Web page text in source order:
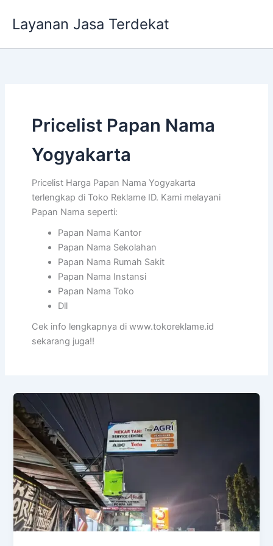
Layanan Jasa Terdekat
Pricelist Papan Nama
Yogyakarta
Pricelist Harga Papan Nama Yogyakarta
terlengkap di Toko Reklame ID. Kami melayani
Papan Nama seperti:
Papan Nama Kantor
Papan Nama Sekolahan
Papan Nama Rumah Sakit
Papan Nama Instansi
Papan Nama Toko
Dll
Cek info lengkapnya di www.tokoreklame.id
sekarang juga!!